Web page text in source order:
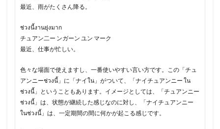
最近、雨がたくさん降る。
ช่วงนี้งานยุ่งมาก
チュアン二ー ンガーン ユン マーク
最近、仕事が忙しい。
色々な場面で使えますし、一番使いやすい言い方です。この「チュ
アンニーช่วงนี้」に「ナイใน」がついて、「ナイチュアンニー ใน
ช่วงนี้」ということもあります。イメージとしては、「チュアンニー
ช่วงนี้」は、状態が継続した感じなのに対し、「ナイチュアンニー
ในช่วงนี้」は、一定期間の間に何かが起こる感じです。